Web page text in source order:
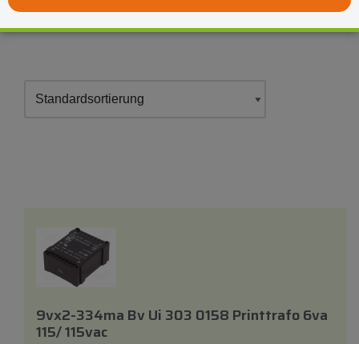
9vx2-334ma Bv Ui 303 0158 Printtrafo 6va
115/ 115vac